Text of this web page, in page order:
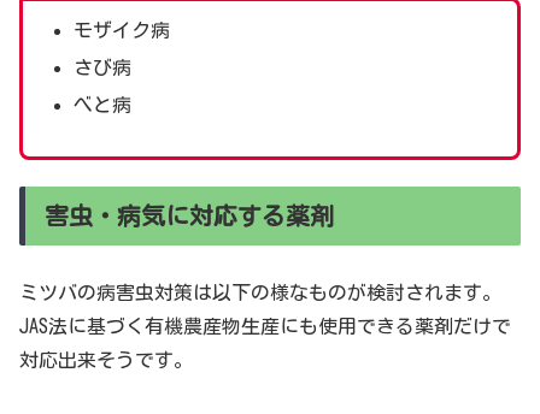
モザイク病
さび病
べと病
害虫・病気に対応する薬剤
ミツバの病害虫対策は以下の様なものが検討されます。
JAS法に基づく有機農産物生産にも使用できる薬剤だけで
対応出来そうです。